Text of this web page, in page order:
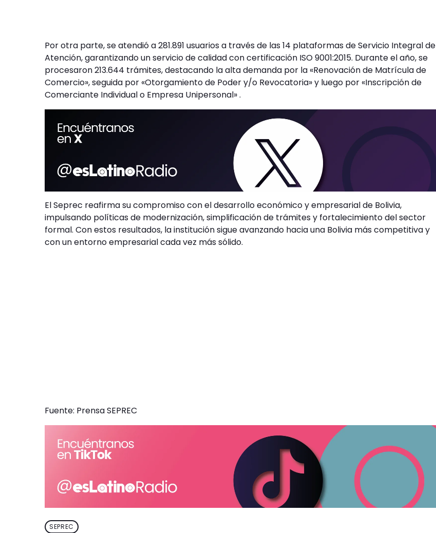
Por otra parte, se atendió a 281.891 usuarios a través de las 14 plataformas de Servicio Integral de
Atención, garantizando un servicio de calidad con certificación ISO 9001:2015. Durante el año, se
procesaron 213.644 trámites, destacando la alta demanda por la «Renovación de Matrícula de
Comercio», seguida por «Otorgamiento de Poder y/o Revocatoria» y luego por «Inscripción de
Comerciante Individual o Empresa Unipersonal» .
El Seprec reafirma su compromiso con el desarrollo económico y empresarial de Bolivia,
impulsando políticas de modernización, simplificación de trámites y fortalecimiento del sector
formal. Con estos resultados, la institución sigue avanzando hacia una Bolivia más competitiva y
con un entorno empresarial cada vez más sólido.
Fuente: Prensa SEPREC
SEPREC